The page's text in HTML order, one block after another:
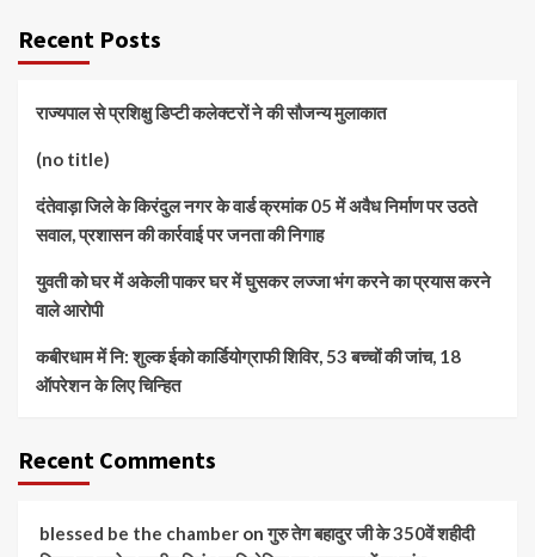
Recent Posts
राज्यपाल से प्रशिक्षु डिप्टी कलेक्टरों ने की सौजन्य मुलाकात
(no title)
दंतेवाड़ा जिले के किरंदुल नगर के वार्ड क्रमांक 05 में अवैध निर्माण पर उठते
सवाल, प्रशासन की कार्रवाई पर जनता की निगाह
युवती को घर में अकेली पाकर घर में घुसकर लज्जा भंग करने का प्रयास करने
वाले आरोपी
कबीरधाम में नि: शुल्क ईको कार्डियोग्राफी शिविर, 53 बच्चों की जांच, 18
ऑपरेशन के लिए चिन्हित
Recent Comments
blessed be the chamber onगुरु तेग बहादुर जी के 350वें शहीदी